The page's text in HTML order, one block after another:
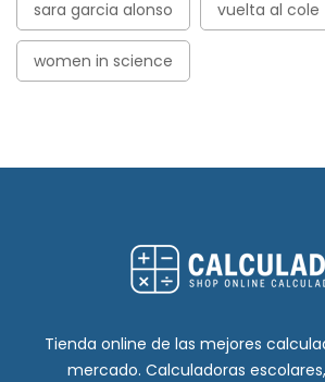
sara garcia alonso vuelta al cole
women in science
Tienda online de las mejores
mercado. Calculadoras